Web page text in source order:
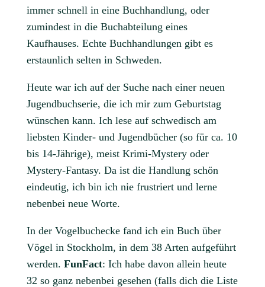
immer schnell in eine Buchhandlung, oder
zumindest in die Buchabteilung eines
Kaufhauses. Echte Buchhandlungen gibt es
erstaunlich selten in Schweden.
Heute war ich auf der Suche nach einer neuen
Jugendbuchserie, die ich mir zum Geburtstag
wünschen kann. Ich lese auf schwedisch am
liebsten Kinder- und Jugendbücher (so für ca. 10
bis 14-Jährige), meist Krimi-Mystery oder
Mystery-Fantasy. Da ist die Handlung schön
eindeutig, ich bin ich nie frustriert und lerne
nebenbei neue Worte.
In der Vogelbuchecke fand ich ein Buch über
Vögel in Stockholm, in dem 38 Arten aufgeführt
werden. FunFact: Ich habe davon allein heute
32 so ganz nebenbei gesehen (falls dich die Liste